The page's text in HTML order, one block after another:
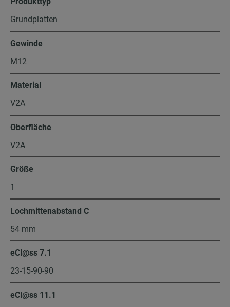
Grundplatten
Gewinde
M12
Material
V2A
Oberfläche
V2A
Größe
1
Lochmittenabstand C
54 mm
eCl@ss 7.1
23-15-90-90
eCl@ss 11.1